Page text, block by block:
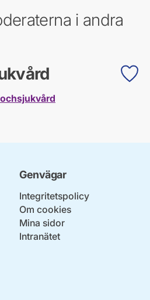
i andra
Genvägar
Integritetspolicy
Om cookies
Mina sidor
Intranätet